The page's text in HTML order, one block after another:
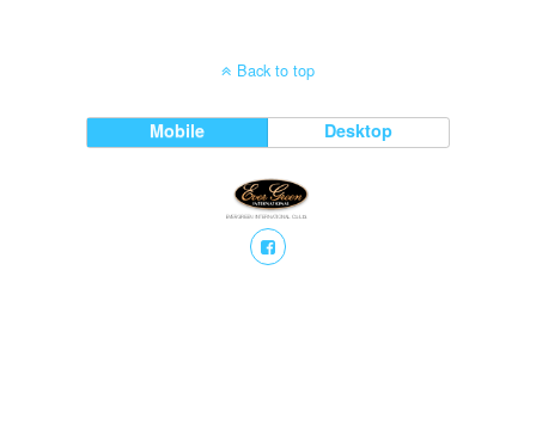
Back to top
Mobile Desktop